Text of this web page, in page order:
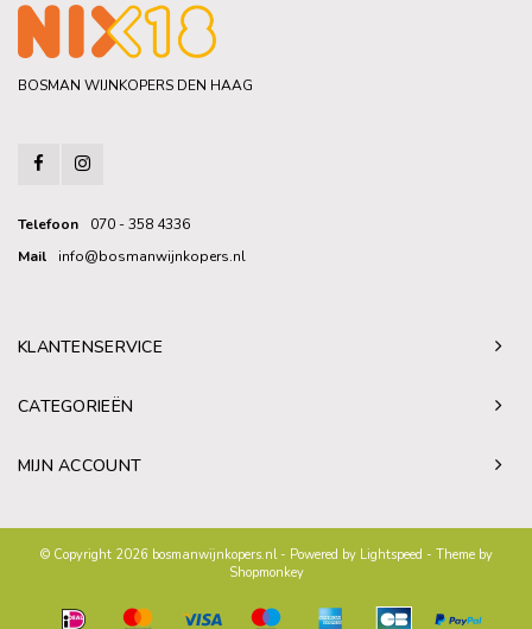
BOSMAN WIJNKOPERS DEN HAAG
Telefoon
070 - 358 4336
Mail
info@bosmanwijnkopers.nl
KLANTENSERVICE
CATEGORIEËN
MIJN ACCOUNT
© Copyright 2026 bosmanwijnkopers.nl - Powered by Lightspeed - Theme by
Shopmonkey